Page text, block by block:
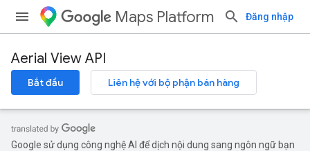
Maps Platform Đăng nhập
Aerial View API
Bắt đầu Liên hệ với bộ phận bán hàng
Google sử dụng công nghệ AI để dịch nội dung sang ngôn ngữ bạn